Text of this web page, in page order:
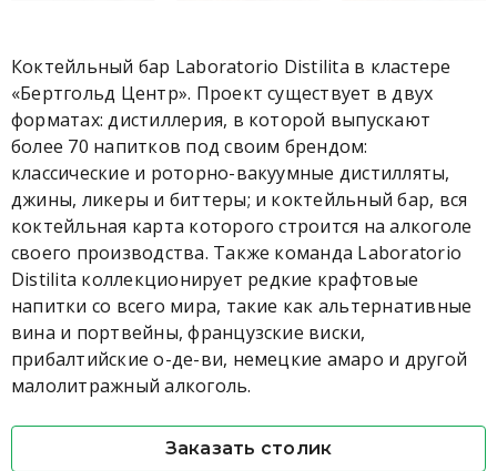
Коктейльный бар Laboratorio Distilita в кластере
«Бертгольд Центр». Проект существует в двух
форматах: дистиллерия, в которой выпускают
более 70 напитков под своим брендом:
классические и роторно-вакуумные дистилляты,
джины, ликеры и биттеры; и коктейльный бар, вся
коктейльная карта которого строится на алкоголе
своего производства. Также команда Laboratorio
Distilita коллекционирует редкие крафтовые
напитки со всего мира, такие как альтернативные
вина и портвейны, французские виски,
прибалтийские о-де-ви, немецкие амаро и другой
малолитражный алкоголь.
Заказать столик